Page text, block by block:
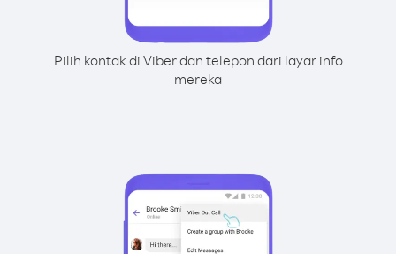
Pilih kontak di Viber dan telepon dari layar info
mereka